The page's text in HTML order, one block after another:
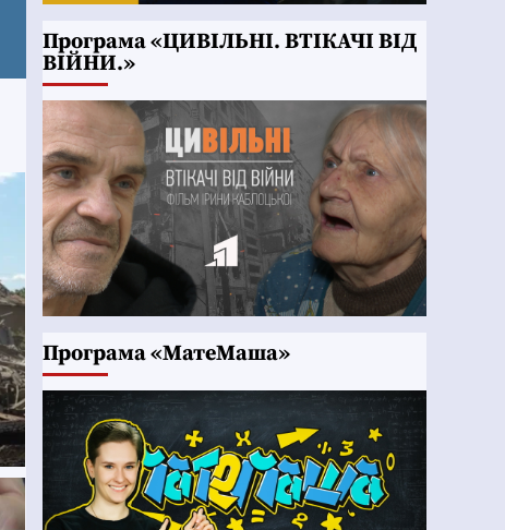
Програма «ЦИВІЛЬНІ. ВТІКАЧІ ВІД
ВІЙНИ.»
Програма «МатеМаша»